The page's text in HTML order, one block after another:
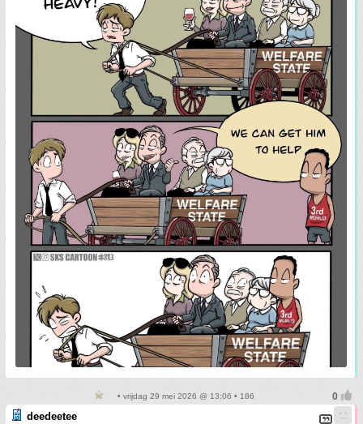
• vrijdag 29 mei 2026 @ 13:06 • 186
deedeetee